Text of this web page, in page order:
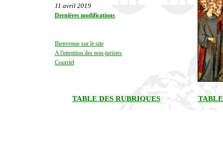
11 avril 2019
Dernières modifications
Bienvenue sur le site
A l'intention des non-juristes
Courriel
TABLE DES RUBRIQUES